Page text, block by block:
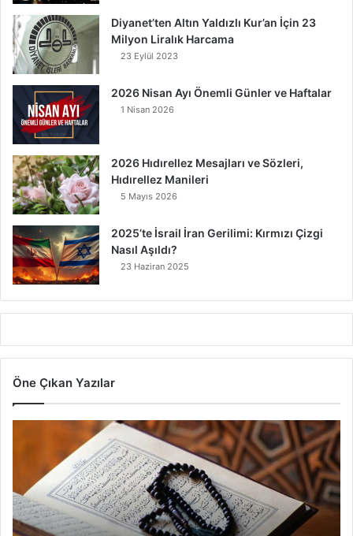
Diyanet’ten Altın Yaldızlı Kur’an İçin 23
Milyon Liralık Harcama
23 Eylül 2023
2026 Nisan Ayı Önemli Günler ve Haftalar
1 Nisan 2026
2026 Hıdırellez Mesajları ve Sözleri,
Hıdırellez Manileri
5 Mayıs 2026
2025’te İsrail İran Gerilimi: Kırmızı Çizgi
Nasıl Aşıldı?
23 Haziran 2025
Öne Çıkan Yazılar
t
V
a